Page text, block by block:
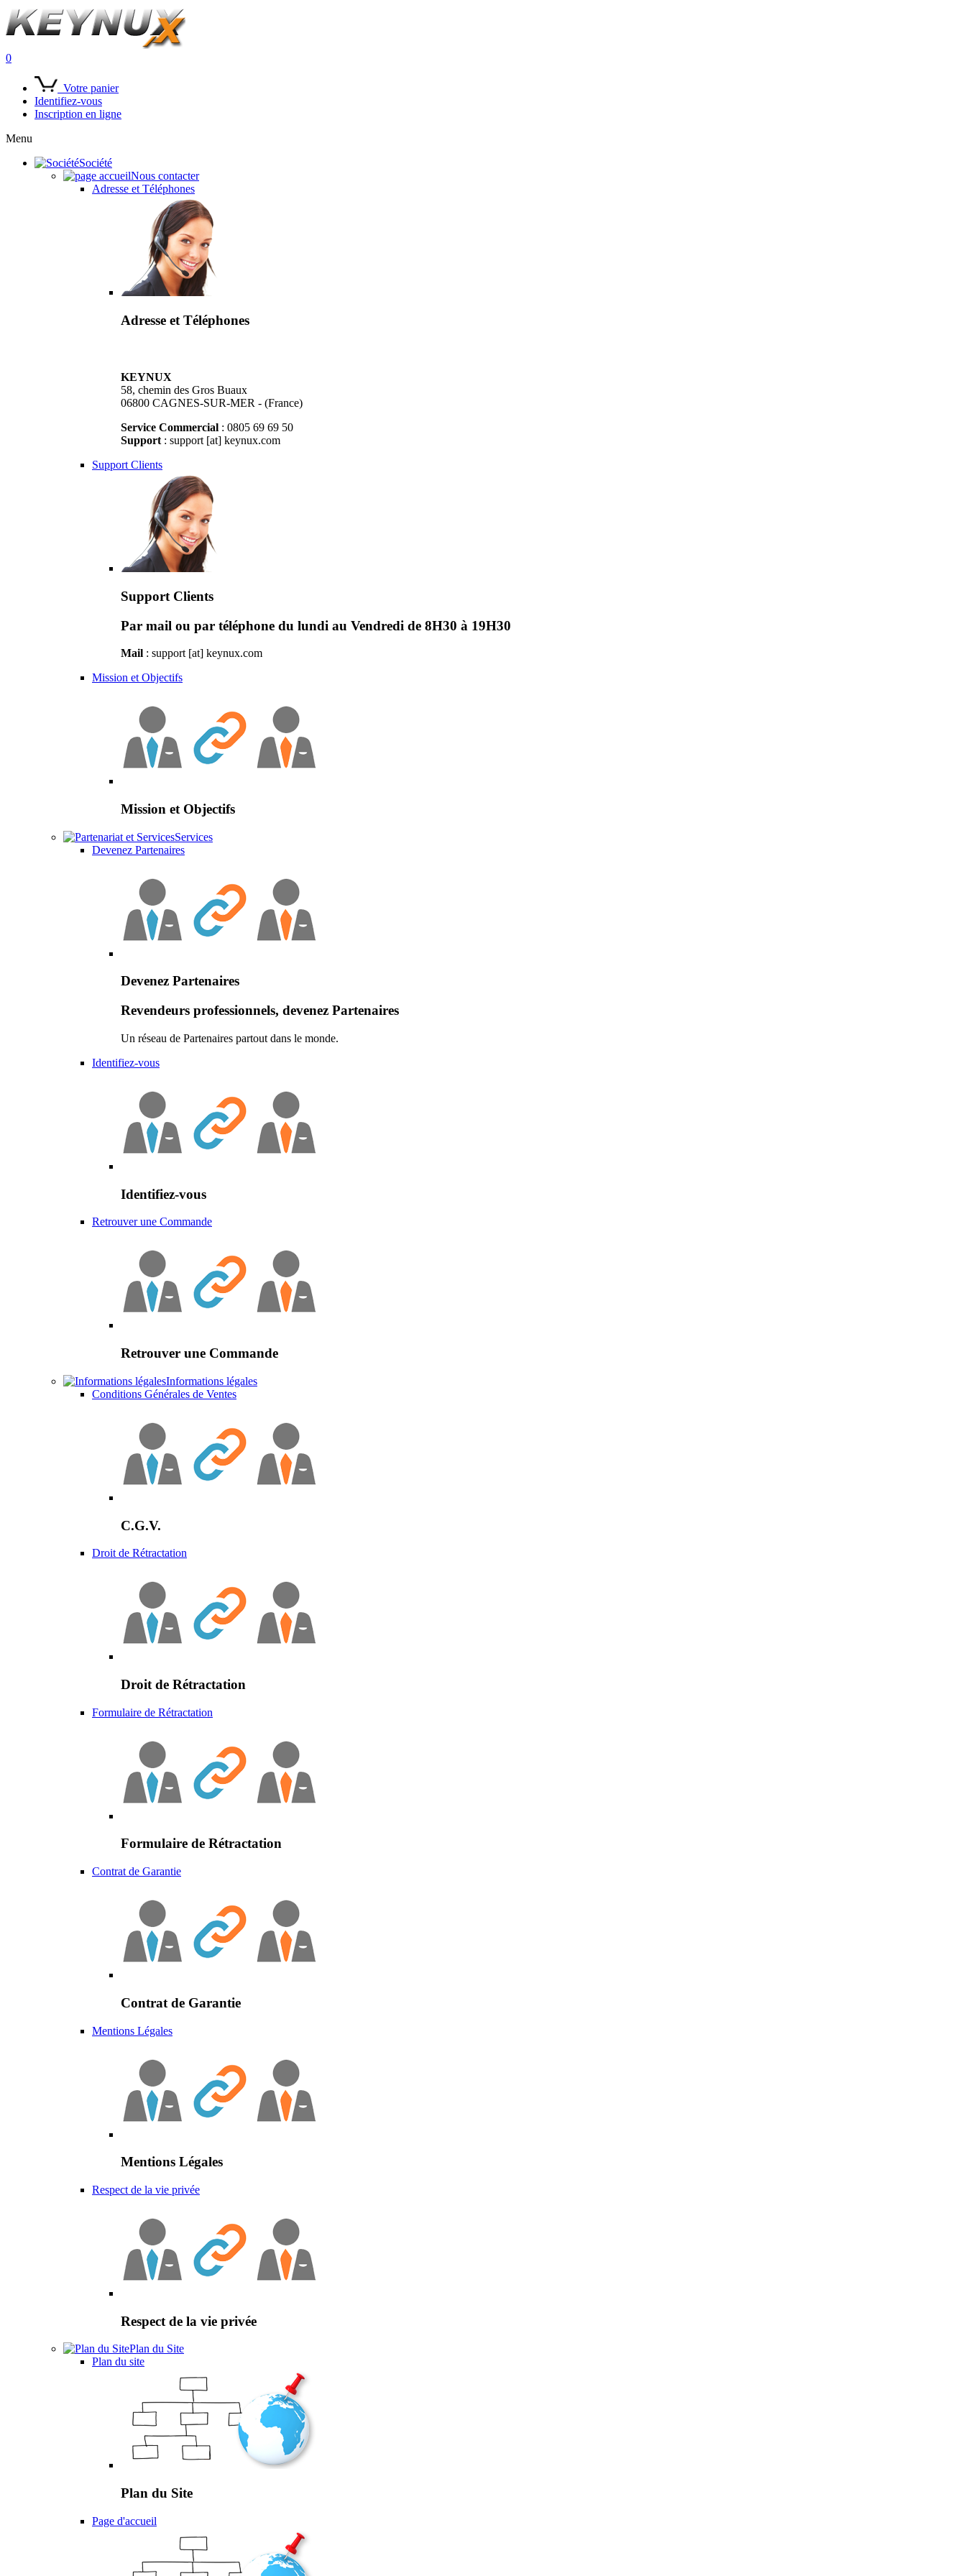
0
Votre panier
Identifiez-vous
Inscription en ligne
Menu
Société
Nous contacter
Adresse et Téléphones
Adresse et Téléphones
KEYNUX
58, chemin des Gros Buaux
06800 CAGNES-SUR-MER - (France)
Service Commercial : 0805 69 69 50
Support : support [at] keynux.com
Support Clients
Support Clients
Par mail ou par téléphone du lundi au Vendredi de 8H30 à 19H30
Mail : support [at] keynux.com
Mission et Objectifs
Mission et Objectifs
Services
Devenez Partenaires
Devenez Partenaires
Revendeurs professionnels, devenez Partenaires
Un réseau de Partenaires partout dans le monde.
Identifiez-vous
Identifiez-vous
Retrouver une Commande
Retrouver une Commande
Informations légales
Conditions Générales de Ventes
C.G.V.
Droit de Rétractation
Droit de Rétractation
Formulaire de Rétractation
Formulaire de Rétractation
Contrat de Garantie
Contrat de Garantie
Mentions Légales
Mentions Légales
Respect de la vie privée
Respect de la vie privée
Plan du Site
Plan du site
Plan du Site
Page d'accueil